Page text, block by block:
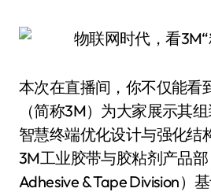
本次在直播间，你不仅能看
（简称3M）为大家展示其
智慧终端优化设计与强化结
3M工业胶带与胶粘剂产品
Adhesive & Tape Division）